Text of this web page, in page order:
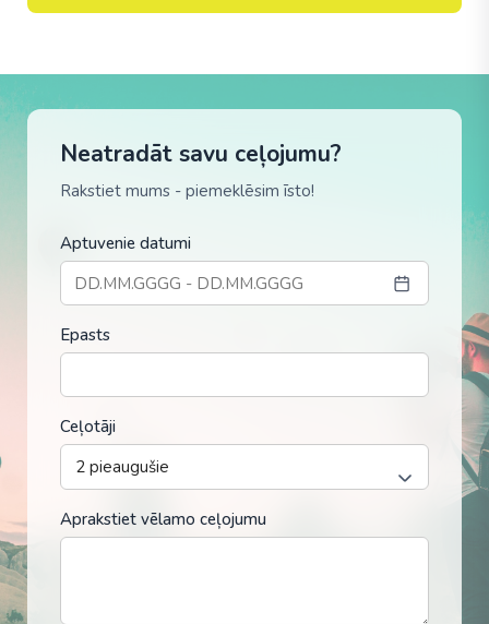
Neatradāt savu ceļojumu?
Rakstiet mums - piemeklēsim īsto!
Aptuvenie datumi
Epasts
Ceļotāji
Aprakstiet vēlamo ceļojumu